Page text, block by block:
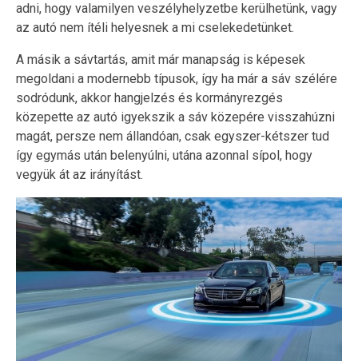
adni, hogy valamilyen veszélyhelyzetbe kerülhetünk, vagy
az autó nem ítéli helyesnek a mi cselekedetünket.
A másik a sávtartás, amit már manapság is képesek
megoldani a modernebb típusok, így ha már a sáv szélére
sodródunk, akkor hangjelzés és kormányrezgés
közepette az autó igyekszik a sáv közepére visszahúzni
magát, persze nem állandóan, csak egyszer-kétszer tud
így egymás után belenyúlni, utána azonnal sípol, hogy
vegyük át az irányítást.